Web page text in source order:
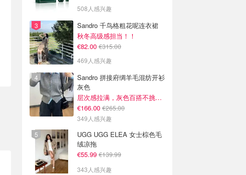
508人感兴趣
Sandro 千鸟格粗花呢连衣裙
秋冬高级感担当！！
€82.00 €315.00
469人感兴趣
Sandro 拼接府绸羊毛混纺开衫
灰色
层次感拉满，灰色百搭不挑人~
€166.00 €265.00
349人感兴趣
UGG UGG ELEA 女士棕色毛
绒凉拖
€55.99 €139.99
343人感兴趣